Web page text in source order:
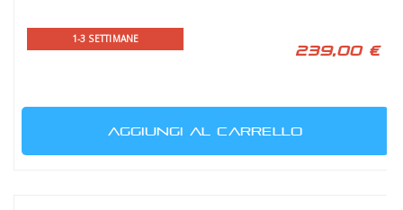
1-3 SETTIMANE
239,00 €
AGGIUNGI AL CARRELLO